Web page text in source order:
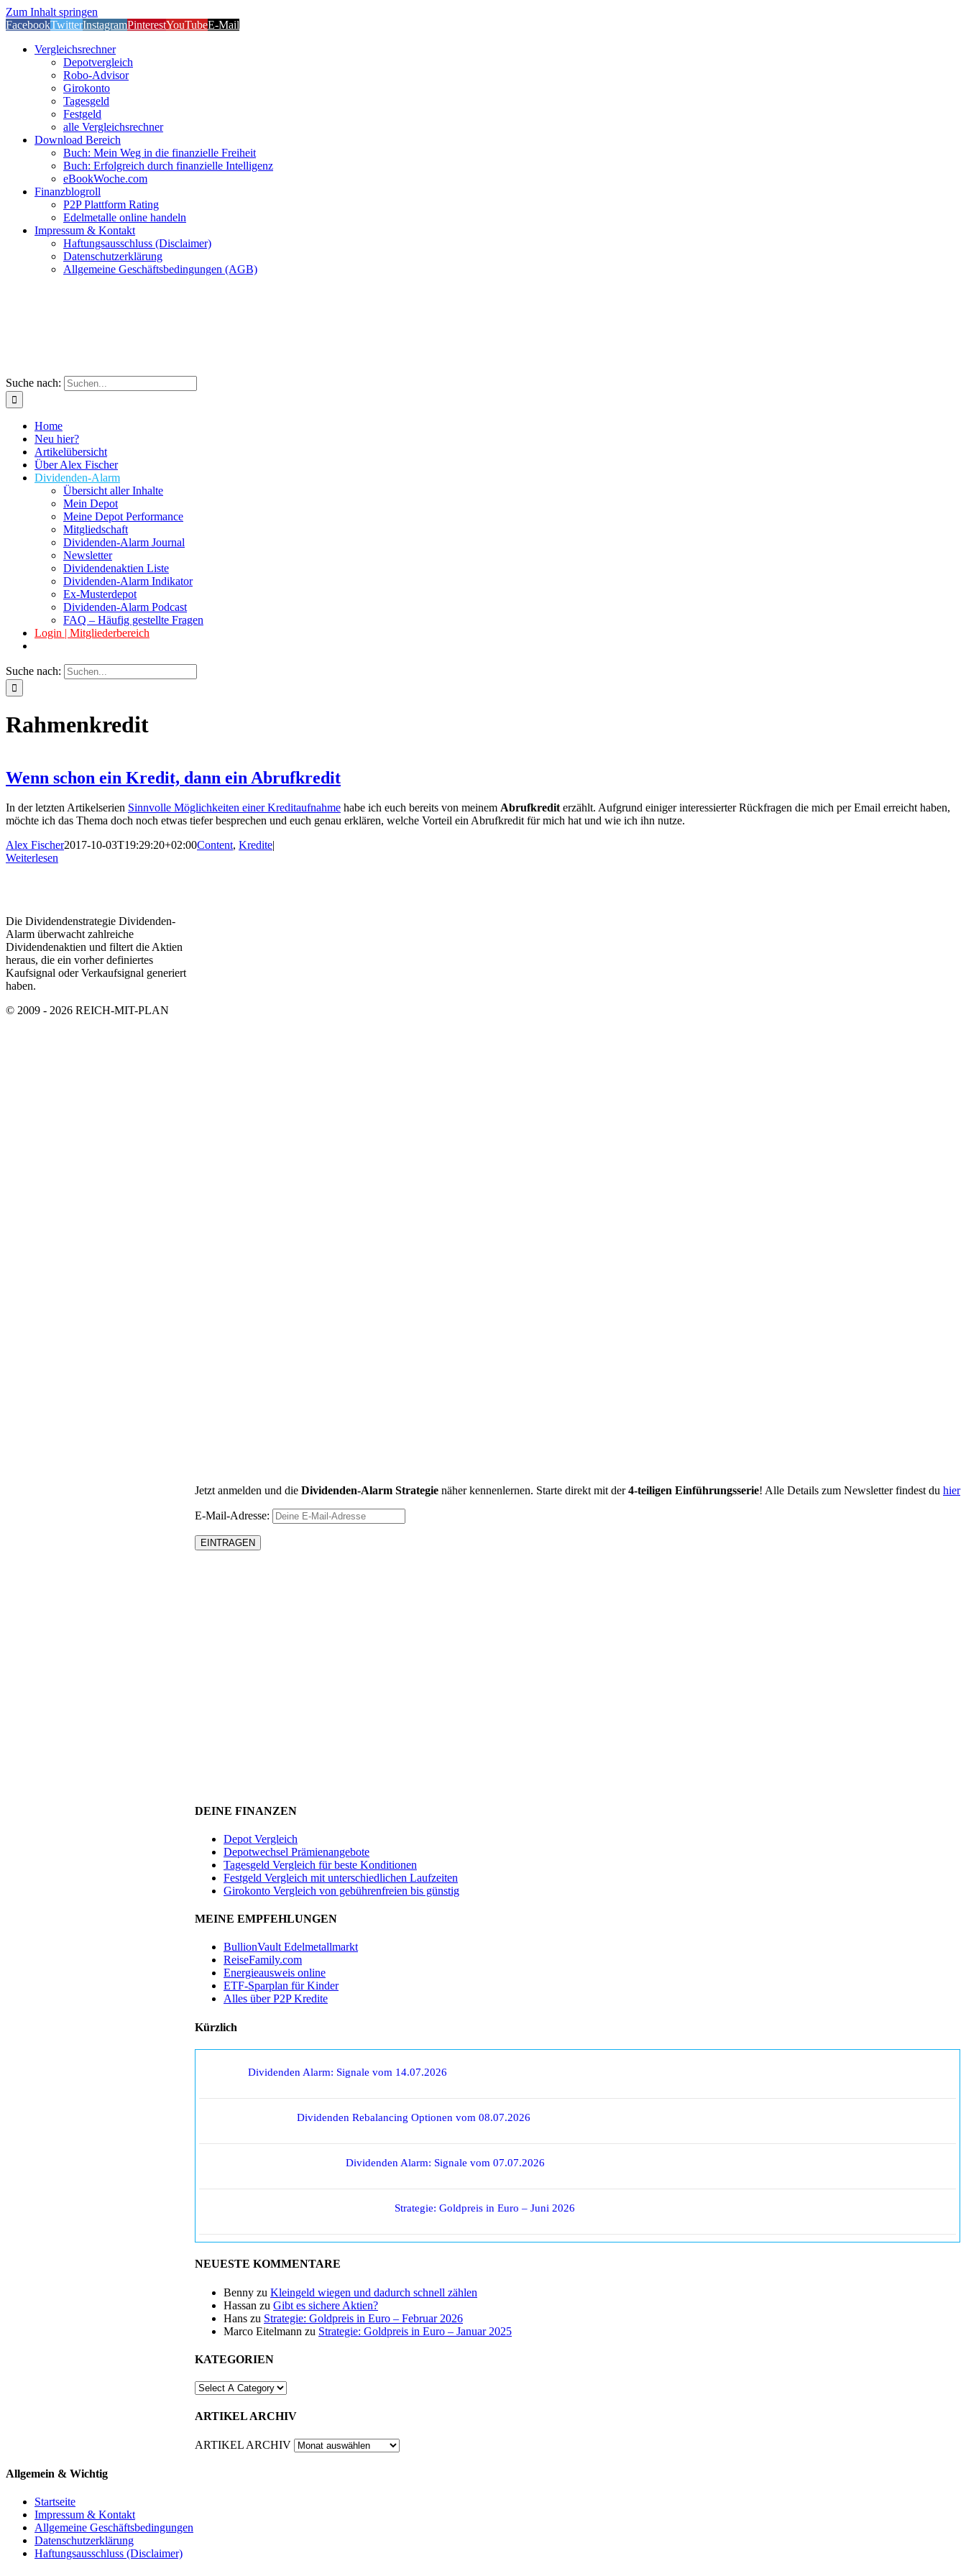
Zum Inhalt springen
FacebookTwitterInstagramPinterestYouTubeE-Mail
Vergleichsrechner
Depotvergleich
Robo-Advisor
Girokonto
Tagesgeld
Festgeld
alle Vergleichsrechner
Download Bereich
Buch: Mein Weg in die finanzielle Freiheit
Buch: Erfolgreich durch finanzielle Intelligenz
eBookWoche.com
Finanzblogroll
P2P Plattform Rating
Edelmetalle online handeln
Impressum & Kontakt
Haftungsausschluss (Disclaimer)
Datenschutzerklärung
Allgemeine Geschäftsbedingungen (AGB)
Suche nach:
Home
Neu hier?
Artikelübersicht
Über Alex Fischer
Dividenden-Alarm
Übersicht aller Inhalte
Mein Depot
Meine Depot Performance
Mitgliedschaft
Dividenden-Alarm Journal
Newsletter
Dividendenaktien Liste
Dividenden-Alarm Indikator
Ex-Musterdepot
Dividenden-Alarm Podcast
FAQ – Häufig gestellte Fragen
Login | Mitgliederbereich
Suche nach:
Rahmenkredit
Wenn schon ein Kredit, dann ein Abrufkredit
In der letzten Artikelserien Sinnvolle Möglichkeiten einer Kreditaufnahme habe ich euch bereits von meinem Abrufkrediterzählt. Aufgrund einiger interessierter Rückfragen die mich per Email erreicht haben,
möchte ich das Thema doch noch etwas tiefer besprechen und euch genau erklären, welche Vorteil ein Abrufkredit für mich hat und wie ich ihn nutze.
Alex Fischer2017-10-03T19:29:20+02:00Content, Kredite|
Weiterlesen
Jetzt anmelden und die Dividenden-Alarm Strategie näher kennenlernen. Starte direkt mit der4-teiligen Einführungsserie! Alle Details zum Newsletter findest du hier
E-Mail-Adresse:
DEINE FINANZEN
Depot Vergleich
Depotwechsel Prämienangebote
Tagesgeld Vergleich für beste Konditionen
Festgeld Vergleich mit unterschiedlichen Laufzeiten
Girokonto Vergleich von gebührenfreien bis günstig
MEINE EMPFEHLUNGEN
BullionVault Edelmetallmarkt
ReiseFamily.com
Energieausweis online
ETF-Sparplan für Kinder
Alles über P2P Kredite
Kürzlich
Dividenden Alarm: Signale vom 14.07.2026
Dividenden Rebalancing Optionen vom 08.07.2026
Dividenden Alarm: Signale vom 07.07.2026
Strategie: Goldpreis in Euro – Juni 2026
NEUESTE KOMMENTARE
Benny zu Kleingeld wiegen und dadurch schnell zählen
Hassan zu Gibt es sichere Aktien?
Hans zu Strategie: Goldpreis in Euro – Februar 2026
Marco Eitelmann zu Strategie: Goldpreis in Euro – Januar 2025
KATEGORIEN
ARTIKEL ARCHIV
ARTIKEL ARCHIV
Die Dividendenstrategie Dividenden-
Alarm überwacht zahlreiche
Dividendenaktien und filtert die Aktien
heraus, die ein vorher definiertes
Kaufsignal oder Verkaufsignal generiert
haben.
© 2009 - 2026 REICH-MIT-PLAN
Allgemein & Wichtig
Startseite
Impressum & Kontakt
Allgemeine Geschäftsbedingungen
Datenschutzerklärung
Haftungsausschluss (Disclaimer)